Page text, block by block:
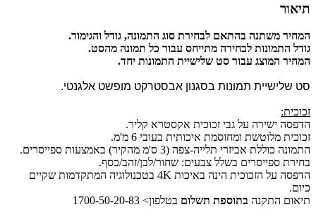
תיאור
המחיר משתנה בהתאם לבחירת סוג התמונה, גודל והגימור.
גודל התמונות לבחירה מתייחס עבור כל תמונה מהסט.
המחיר המוצג עבור סט שלישיית התמונות יחד.
סט שלישיית תמונות בסגנון אבסטרקט מופשט אלגנטי.
זכוכית:
הדפסה ישירה על גבי זכוכית אקסטרא קליר.
זכוכית מלוטשת ומחוסמת איכותית בעובי 6 מ'מ.
התמונה כוללת אביזרי תלייה-צפה (3 ס'מ מהקיר) באמצעות ספייסרים.
בחירת ספייסרים בשלל צבעים: שחור/לבן/זהב/כסף.
הדפסה על הזכוכית הינה באיכות 4K בטכנולוגיה המתקדמות שקיים
כיום.
תיאום התקנה בתוספת תשלום בטלפון> 1700-50-20-83